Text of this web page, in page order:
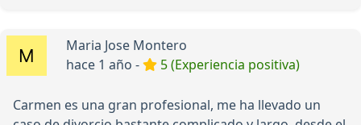
Maria Jose Montero
hace 1 año -
5 (Experiencia positiva)
Carmen es una gran profesional, me ha llevado un